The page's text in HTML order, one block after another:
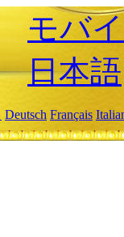
モバ
日本語
Deutsch Français